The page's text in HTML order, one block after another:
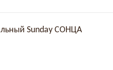
Sunday СОНЦА